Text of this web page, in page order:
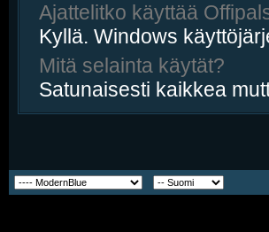
Ajattelitko käyttää
Kyllä. Windows
Mitä selainta käytät?
Satunaisesti kaikkea